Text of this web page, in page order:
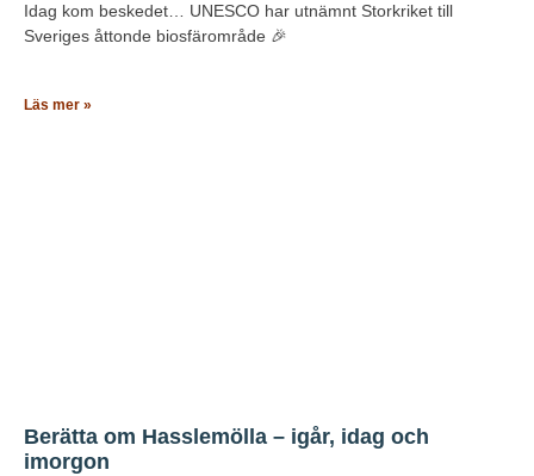
Idag kom beskedet… UNESCO har utnämnt Storkriket till
Sveriges åttonde biosfärområde 🎉
Läs mer »
Berätta om Hasslemölla – igår, idag och
imorgon